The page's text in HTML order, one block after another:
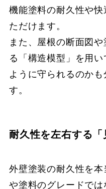
機能塗料の耐久性や
ただけます。
また、屋根の断面図
る「構造模型」を用
ように守られるのか
す。
耐久性を左右する「
外壁塗装の耐久性を
や塗料のグレードで